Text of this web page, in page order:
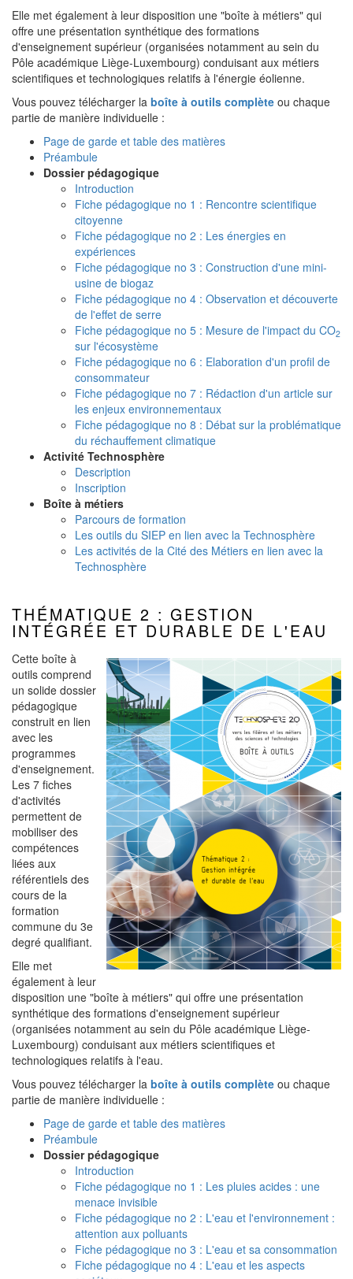
Elle met également à leur disposition une "boîte à métiers" qui
offre une présentation synthétique des formations
d'enseignement supérieur (organisées notamment au sein du
Pôle académique Liège-Luxembourg) conduisant aux métiers
scientifiques et technologiques relatifs à l'énergie éolienne.
Vous pouvez télécharger la boîte à outils complète ou chaque
partie de manière individuelle :
Page de garde et table des matières
Préambule
Dossier pédagogique
Introduction
Fiche pédagogique no 1 : Rencontre scientifique
citoyenne
Fiche pédagogique no 2 : Les énergies en
expériences
Fiche pédagogique no 3 : Construction d'une mini-
usine de biogaz
Fiche pédagogique no 4 : Observation et découverte
de l'effet de serre
Fiche pédagogique no 5 : Mesure de l'impact du CO2
sur l'écosystème
Fiche pédagogique no 6 : Elaboration d'un profil de
consommateur
Fiche pédagogique no 7 : Rédaction d'un article sur
les enjeux environnementaux
Fiche pédagogique no 8 : Débat sur la problématique
du réchauffement climatique
Activité Technosphère
Description
Inscription
Boîte à métiers
Parcours de formation
Les outils du SIEP en lien avec la Technosphère
Les activités de la Cité des Métiers en lien avec la
Technosphère
THÉMATIQUE 2 : GESTION
INTÉGRÉE ET DURABLE DE L'EAU
Cette boîte à
outils comprend
un solide dossier
pédagogique
construit en lien
avec les
programmes
d'enseignement.
Les 7 fiches
d'activités
permettent de
mobiliser des
compétences
liées aux
référentiels des
cours de la
formation
commune du 3e
degré qualifiant.
Elle met
également à leur
disposition une "boîte à métiers" qui offre une présentation
synthétique des formations d'enseignement supérieur
(organisées notamment au sein du Pôle académique Liège-
Luxembourg) conduisant aux métiers scientifiques et
technologiques relatifs à l'eau.
Vous pouvez télécharger la boîte à outils complète ou chaque
partie de manière individuelle :
Page de garde et table des matières
Préambule
Dossier pédagogique
Introduction
Fiche pédagogique no 1 : Les pluies acides : une
menace invisible
Fiche pédagogique no 2 : L'eau et l'environnement :
attention aux polluants
Fiche pédagogique no 3 : L'eau et sa consommation
Fiche pédagogique no 4 : L'eau et les aspects